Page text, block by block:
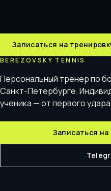
Записаться на
BEREZOVSKY TENNIS
Персональный тренер по
Санкт-Петербурге.
ученика — от первого
Записаться на